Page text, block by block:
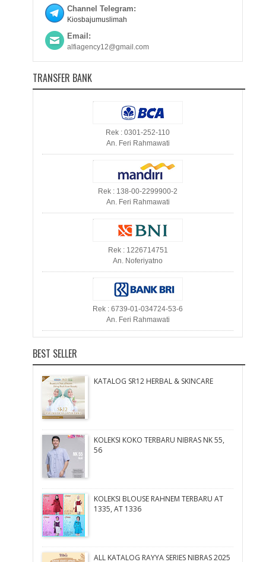
Channel Telegram:
Kiosbajumuslimah
Email:
alfiagency12@gmail.com
TRANSFER BANK
Rek : 0301-252-110
An. Feri Rahmawati
Rek : 138-00-2299900-2
An. Feri Rahmawati
Rek : 1226714751
An. Noferiyatno
Rek : 6739-01-034724-53-6
An. Feri Rahmawati
BEST SELLER
KATALOG SR12 HERBAL & SKINCARE
KOLEKSI KOKO TERBARU NIBRAS NK 55,
56
KOLEKSI BLOUSE RAHNEM TERBARU AT
1335, AT 1336
ALL KATALOG RAYYA SERIES NIBRAS 2025